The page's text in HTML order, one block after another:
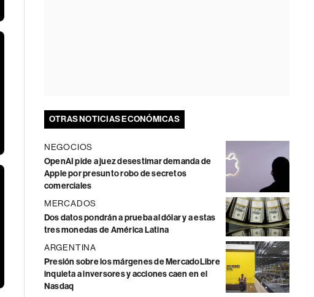
OTRAS NOTICIAS ECONÓMICAS
NEGOCIOS
OpenAI pide a juez desestimar demanda de
Apple por presunto robo de secretos
comerciales
MERCADOS
Dos datos pondrán a prueba al dólar y a estas
tres monedas de América Latina
ARGENTINA
Presión sobre los márgenes de MercadoLibre
inquieta a inversores y acciones caen en el
Nasdaq